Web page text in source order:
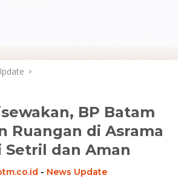
BP Batam
Ruangan di Asrama
Setril dan Aman
- News Update